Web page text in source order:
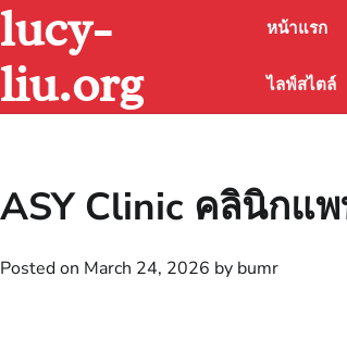
Skip
to
content
lucy-
liu.org
หน้าแรก
ไลฟ์สไตล์
ASY Clinic คลินิกแ
Posted on March 24, 2026 by bumr